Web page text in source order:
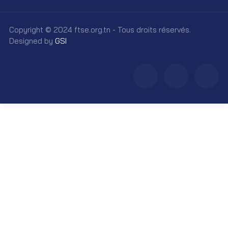
Copyright © 2024 ftse.org.tn - Tous droits réservés.
Designed by GSI